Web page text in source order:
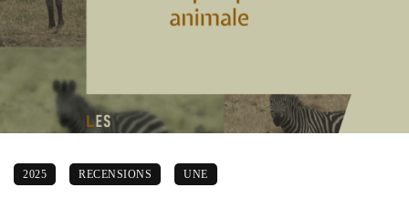
2025 RECENSIONS UNE